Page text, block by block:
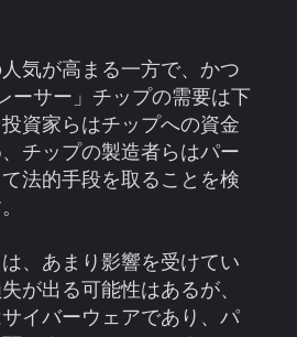
気が高まる一方で、かつ
ーサー」チップの需要は下
資家らはチップへの資金
チップの製造者らはパー
法的手段を取ることを検
、あまり影響を受けてい
が出る可能性はあるが、
イバーウェアであり、パ